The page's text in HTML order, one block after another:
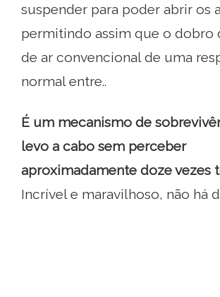
suspender para poder abrir os
permitindo assim que o dobro
de ar convencional de uma
normal entre..
É um mecanismo de
levo a cabo sem perceber
aproximadamente doze vezes
Incrível e maravilhoso, não há